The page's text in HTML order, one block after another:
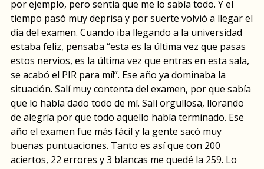
por ejemplo, pero sentía que me lo sabía todo. Y el
tiempo pasó muy deprisa y por suerte volvió a llegar el
día del examen. Cuando iba llegando a la universidad
estaba feliz, pensaba “esta es la última vez que pasas
estos nervios, es la última vez que entras en esta sala,
se acabó el PIR para mí!”. Ese año ya dominaba la
situación. Salí muy contenta del examen, por que sabía
que lo había dado todo de mí. Salí orgullosa, llorando
de alegría por que todo aquello había terminado. Ese
año el examen fue más fácil y la gente sacó muy
buenas puntuaciones. Tanto es así que con 200
aciertos, 22 errores y 3 blancas me quedé la 259. Lo